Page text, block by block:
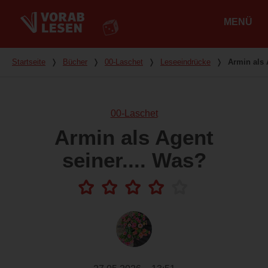
MENÜ
Du bist hier
Startseite ❭ Bücher ❭ 00-Laschet ❭ Leseeindrücke ❭ Armin als
00-Laschet
Armin als Agent
seiner.... Was?